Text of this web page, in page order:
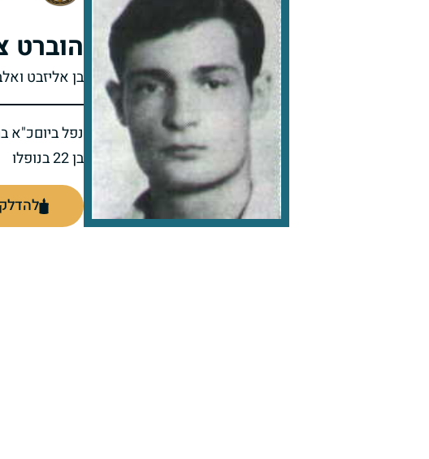
הוברט
בן אליזבט
נפל ביוםכ"א
בן 22 בנופלו